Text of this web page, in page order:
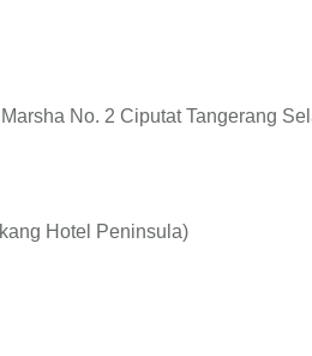
No. 2 Ciputat Tangerang
Hotel Peninsula)